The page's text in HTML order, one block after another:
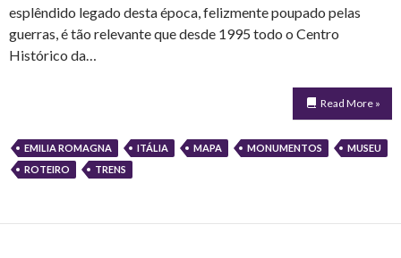
esplêndido legado desta época, felizmente poupado pelas
guerras, é tão relevante que desde 1995 todo o Centro
Histórico da…
Read More »
EMILIA ROMAGNA ITÁLIA MAPA MONUMENTOS
MUSEU
ROTEIRO
TRENS